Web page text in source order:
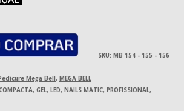
SKU: MB 154 - 155 - 156
Mega Bell, MEGA BELL
, GEL, LED, NAILS MATIC, PROFISSIONAL,